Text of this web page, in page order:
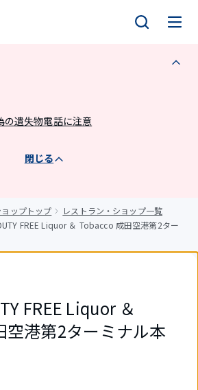
遺失物電話に注意
閉じる
ップトップ
レストラン・ショップ一覧
FREE Liquor ＆ Tobacco 成田空港第2ター
FREE Liquor ＆
空港第2ターミナル本